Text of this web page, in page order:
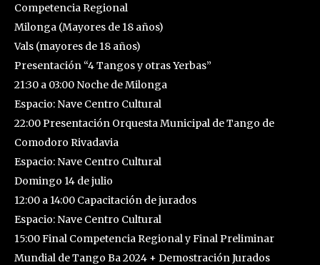
Competencia Regional
Milonga (Mayores de 18 años)
Vals (mayores de 18 años)
Presentación “4 Tangos y otras Yerbas”
21:30 a 03:00 Noche de Milonga
Espacio: Nave Centro Cultural
22:00 Presentación Orquesta Municipal de Tango de
Comodoro Rivadavia
Espacio: Nave Centro Cultural
Domingo 14 de julio
12:00 a 14:00 Capacitación de jurados
Espacio: Nave Centro Cultural
15:00 Final Competencia Regional y Final Preliminar
Mundial de Tango Ba 2024 + Demostración Jurados